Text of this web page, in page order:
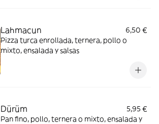
Lahmacun
6,50 €
Pizza turca enrollada, ternera, pollo o
mixto, ensalada y salsas
Dürüm
5,95 €
Pan fino, pollo, ternera o mixto, ensalada y